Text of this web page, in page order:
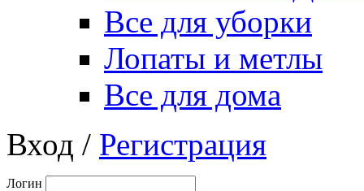
Все для уборки
Лопаты и метлы
Все для дома
Вход / Регистрация
Логин